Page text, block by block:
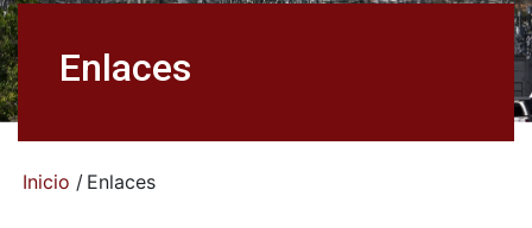
Enlaces
Inicio / Enlaces